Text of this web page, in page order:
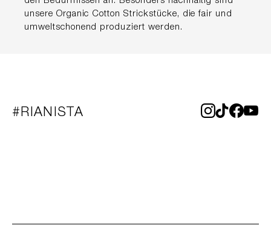
unsere Organic Cotton Strickstücke, die fair und
umweltschonend produziert werden.
#RIANISTA